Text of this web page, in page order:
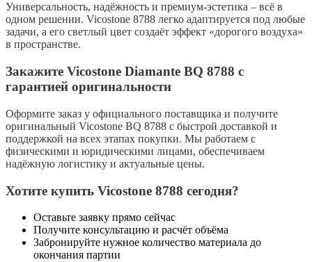
Универсальность, надёжность и премиум-эстетика – всё в
одном решении. Vicostone 8788 легко адаптируется под любые
задачи, а его светлый цвет создаёт эффект «дорогого воздуха»
в пространстве.
Закажите Vicostone Diamante BQ 8788 с
гарантией оригинальности
Оформите заказ у официального поставщика и получите
оригинальный Vicostone BQ 8788 с быстрой доставкой и
поддержкой на всех этапах покупки. Мы работаем с
физическими и юридическими лицами, обеспечиваем
надёжную логистику и актуальные цены.
Хотите купить Vicostone 8788 сегодня?
Оставьте заявку прямо сейчас
Получите консультацию и расчёт объёма
Забронируйте нужное количество материала до
окончания партии